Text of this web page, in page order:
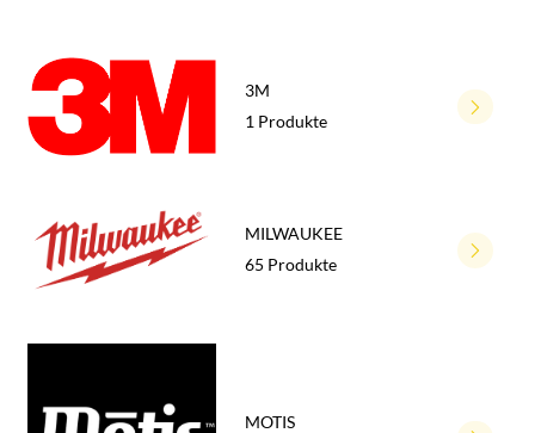
3M
1 Produkte
MILWAUKEE
65 Produkte
MOTIS